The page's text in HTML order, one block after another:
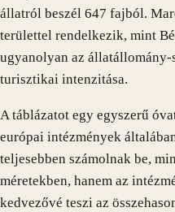
állatról beszél 647 fajból.
területtel rendelkezik, mint
ugyanolyan az állatállomány-
turisztikai intenzitása.
A táblázatot egy egyszerű
európai intézmények
teljesebben számolnak be,
méretekben, hanem az
kedvezővé teszi az